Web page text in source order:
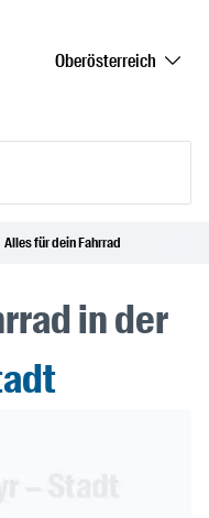
Oberösterreich
Alles für dein Fahrrad
in der